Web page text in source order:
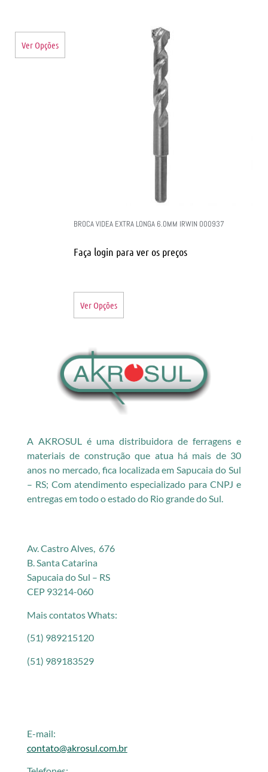
Ver Opções
BROCA VIDEA EXTRA LONGA 6.0MM IRWIN 000937
Faça login para ver os preços
Ver Opções
A AKROSUL é uma distribuidora de ferragens e
materiais de construção que atua há mais de 30
anos no mercado, fica localizada em Sapucaia do Sul
– RS; Com atendimento especializado para CNPJ e
entregas em todo o estado do Rio grande do Sul.
Av. Castro Alves, 676
B. Santa Catarina
Sapucaia do Sul – RS
CEP 93214-060
Mais contatos Whats:
(51) 989215120
(51) 989183529
E-mail:
contato@akrosul.com.br